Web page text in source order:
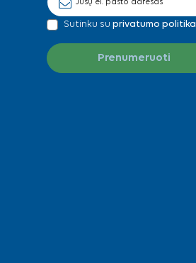
Sutinku su privatumo politika